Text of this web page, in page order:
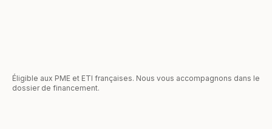
Éligible aux PME et ETI françaises. Nous vous accompagnons dans le
dossier de financement.